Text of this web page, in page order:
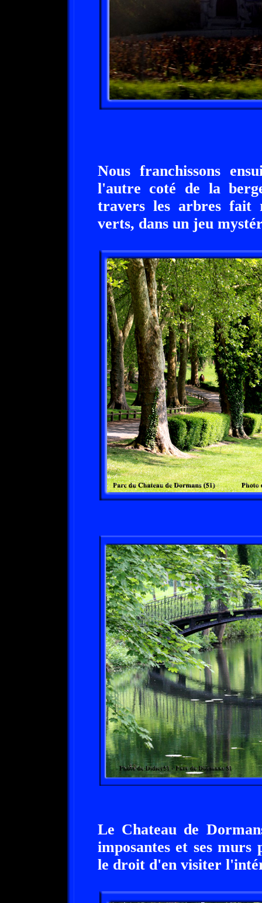
Nous franchissons
l'autre coté de la
travers les arbres fait
verts, dans un jeu
Le Chateau de
imposantes et ses murs
le droit d'en visiter